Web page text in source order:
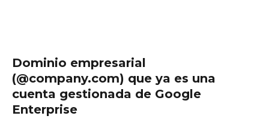
Dominio empresarial
(@company.com) que ya es una
cuenta gestionada de Google
Enterprise